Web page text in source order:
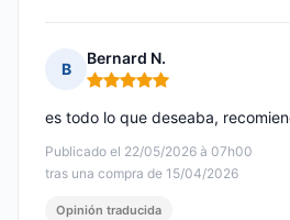
B
Bernard N.
Nota: 5 de 5
Publicado el 22/05/2026 à 07h00
tras una compra de 15/04/2026
es todo lo que deseaba,
Opinión traducida